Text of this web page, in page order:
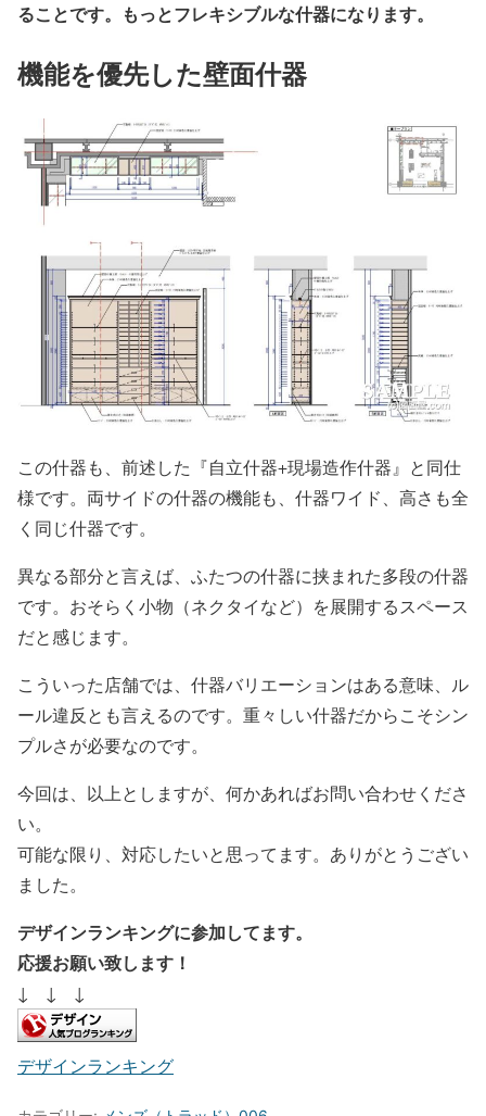
ることです。もっとフレキシブルな什器になります。
機能を優先した壁面什器
この什器も、前述した『自立什器+現場造作什器』と同仕
様です。両サイドの什器の機能も、什器ワイド、高さも全
く同じ什器です。
異なる部分と言えば、ふたつの什器に挟まれた多段の什器
です。おそらく小物（ネクタイなど）を展開するスペース
だと感じます。
こういった店舗では、什器バリエーションはある意味、ル
ール違反とも言えるのです。重々しい什器だからこそシン
プルさが必要なのです。
今回は、以上としますが、何かあればお問い合わせくださ
い。
可能な限り、対応したいと思ってます。ありがとうござい
ました。
デザインランキングに参加してます。
応援お願い致します！
↓ ↓ ↓
デザインランキング